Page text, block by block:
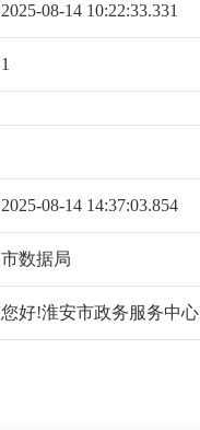
2025-08-14 10:22:33.331
1
2025-08-14 14:37:03.854
市数据局
您好!淮安市政务服务中